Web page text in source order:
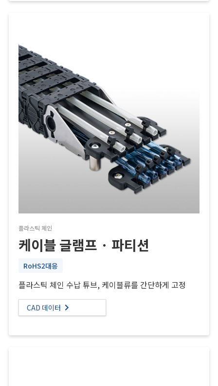
플라스틱 체인
케이블 글램프 · 파티션
RoHS2대응
플라스틱 체인 수납 튜브, 케이블류를 간단하게 고정
CAD 데이터